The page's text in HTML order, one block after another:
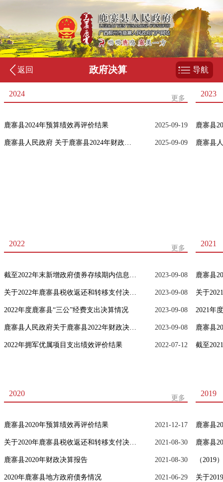
返回 政府决算 导航
2024
更多
鹿寨县2024年预算绩效再评价结果 2025-09-19
鹿寨县人民政府 关于鹿寨县2024年财政决算草案的报告 2025-09-09
2023
鹿寨县
2022
更多
截至2022年末新增政府债券存续期内信息公开 2023-09-08
关于2022年鹿寨县税收返还和转移支付决算说明 2023-09-08
2022年度鹿寨县“三公”经费支出决算情况 2023-09-08
鹿寨县人民政府关于鹿寨县2022年财政决算草案的报告 2023-09-08
2022年拥军优属项目支出绩效评价结果 2022-07-12
2021
鹿寨县
2021年
鹿寨县
2020
更多
鹿寨县2020年预算绩效再评价结果 2021-12-17
关于2020年鹿寨县税收返还和转移支付决算说明 2021-08-30
鹿寨县2020年财政决算报告 2021-08-30
2020年鹿寨县地方政府债务情况 2021-06-29
2019
鹿寨县
鹿寨县
（2019